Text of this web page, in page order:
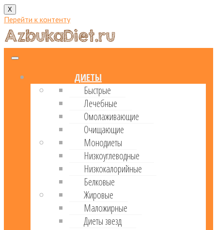
X
Перейти к контенту
ДИЕТЫ
Быстрые
Лечебные
Омолаживающие
Очищающие
Монодиеты
Низкоуглеводные
Низкокалорийные
Белковые
Жировые
Маложирные
Диеты звезд